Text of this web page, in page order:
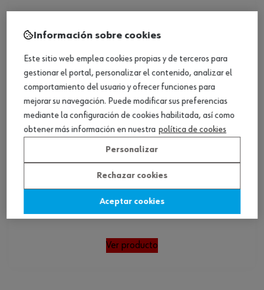
Cadena para motosierra
Ver producto
Información sobre cookies
Este sitio web emplea cookies propias y de terceros para
gestionar el portal, personalizar el contenido, analizar el
comportamiento del usuario y ofrecer funciones para
mejorar su navegación. Puede modificar sus preferencias
mediante la configuración de cookies habilitada, así como
obtener más información en nuestra política de cookies
Personalizar
Rechazar cookies
Aceptar cookies